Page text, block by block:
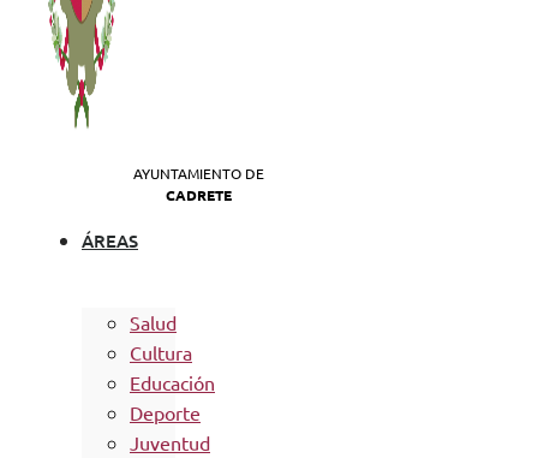
AYUNTAMIENTO DE
CADRETE
ÁREAS
Salud
Cultura
Educación
Deporte
Juventud